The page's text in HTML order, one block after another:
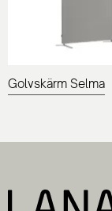
Golvskärm Selma